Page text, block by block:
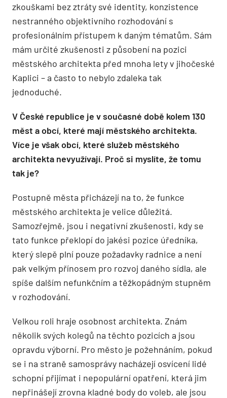
zkouškami bez ztráty své identity, konzistence
nestranného objektivního rozhodování s
profesionálním přístupem k daným tématům. Sám
mám určité zkušenosti z působení na pozici
městského architekta před mnoha lety v jihočeské
Kaplici – a často to nebylo zdaleka tak
jednoduché.
V České republice je v současné době kolem 130
měst a obcí, které mají městského architekta.
Více je však obcí, které služeb městského
architekta nevyužívají. Proč si myslíte, že tomu
tak je?
Postupně města přicházejí na to, že funkce
městského architekta je velice důležitá.
Samozřejmě, jsou i negativní zkušenosti, kdy se
tato funkce překlopí do jakési pozice úředníka,
který slepě plní pouze požadavky radnice a není
pak velkým přínosem pro rozvoj daného sídla, ale
spíše dalším nefunkčním a těžkopádným stupněm
v rozhodování.
Velkou roli hraje osobnost architekta. Znám
několik svých kolegů na těchto pozicích a jsou
opravdu výborní. Pro město je požehnáním, pokud
se i na straně samosprávy nacházejí osvícení lidé
schopní přijímat i nepopulární opatření, která jim
nepřinášejí zrovna kladné body do voleb, ale jsou